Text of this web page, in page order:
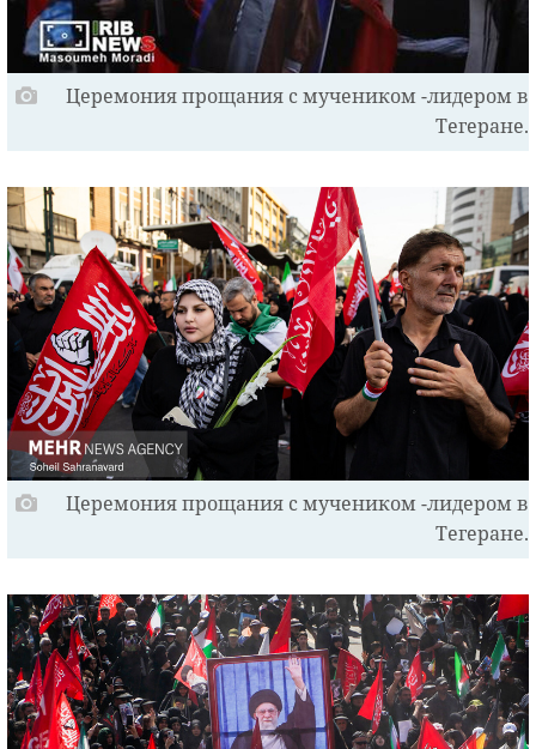
Церемония прощания с мучеником -лидером в
Тегеране.
Церемония прощания с мучеником -лидером в
Тегеране.